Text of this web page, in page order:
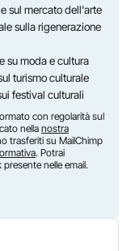
sul mercato dell'arte
sulla rigenerazione
su moda e cultura
turismo culturale
festival culturali
con regolarità sul
nella nostra
trasferiti su MailChimp
. Potrai
nelle email.